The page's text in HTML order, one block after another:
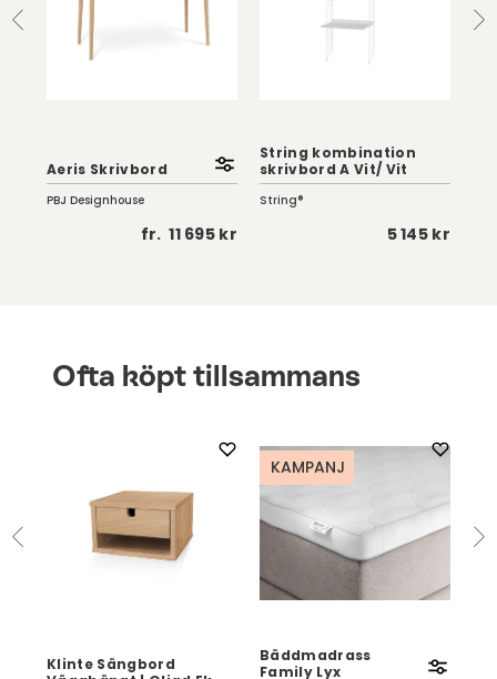
Aeris Skrivbord
PBJ Designhouse
fr. 11 695 kr
String kombination
skrivbord A Vit/ Vit
String®
5 145 kr
Ofta köpt tillsammans
Klinte Sängbord
KAMPANJ
Bäddmadrass
Family Lyx